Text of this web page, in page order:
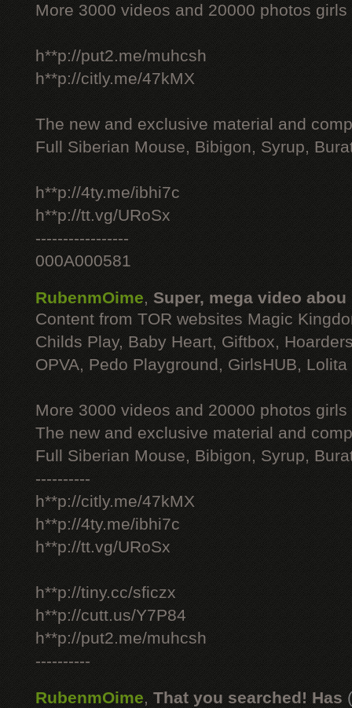
More 3000 videos and 20000 photos
h**p://put2.me/muhcsh
h**p://citly.me/47kMX
The new and exclusive material and
Full Siberian Mouse, Bibigon, Syrup,
h**p://4ty.me/ibhi7c
h**p://tt.vg/URoSx
-----------------
000A000581
RubenmOime, Super, mega video abou
Content from TOR websites Magic
Childs Play, Baby Heart, Giftbox,
OPVA, Pedo Playground, GirlsHUB, Lolita
More 3000 videos and 20000 photos
The new and exclusive material and
Full Siberian Mouse, Bibigon, Syrup,
----------
h**p://citly.me/47kMX
h**p://4ty.me/ibhi7c
h**p://tt.vg/URoSx
h**p://tiny.cc/sficzx
h**p://cutt.us/Y7P84
h**p://put2.me/muhcsh
----------
RubenmOime, That you searched! Has